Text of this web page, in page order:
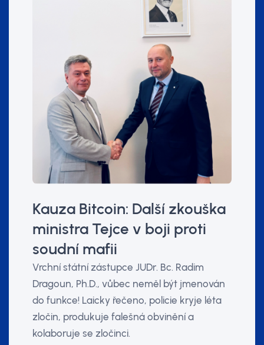
Kauza Bitcoin: Další zkouška
ministra Tejce v boji proti
soudní mafii
Vrchní státní zástupce JUDr. Bc. Radim
Dragoun, Ph.D., vůbec neměl být jmenován
do funkce! Laicky řečeno, policie kryje léta
zločin, produkuje falešná obvinění a
kolaboruje se zločinci.